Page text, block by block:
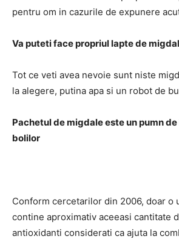
pentru om in cazurile de expunere
Va puteti face propriul lapte de
Tot ce veti avea nevoie sunt niste
la alegere, putina apa si un robot de
Pachetul de migdale este un pumn
bolilor
Conform cercetarilor din 2006, doar o
contine aproximativ aceeasi cantitate
antioxidanti considerati ca ajuta la